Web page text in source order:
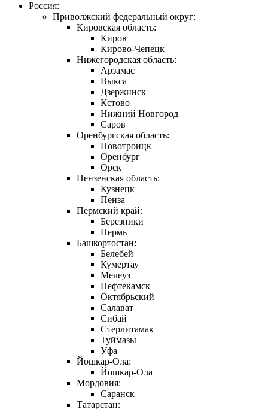
Россия:
Приволжский федеральный округ:
Кировская область:
Киров
Кирово-Чепецк
Нижегородская область:
Арзамас
Выкса
Дзержинск
Кстово
Нижний Новгород
Саров
Оренбургская область:
Новотроицк
Оренбург
Орск
Пензенская область:
Кузнецк
Пенза
Пермский край:
Березники
Пермь
Башкортостан:
Белебей
Кумертау
Мелеуз
Нефтекамск
Октябрьский
Салават
Сибай
Стерлитамак
Туймазы
Уфа
Йошкар-Ола:
Йошкар-Ола
Мордовия:
Саранск
Татарстан: